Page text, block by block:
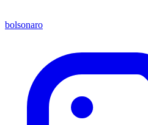
bolsonaro